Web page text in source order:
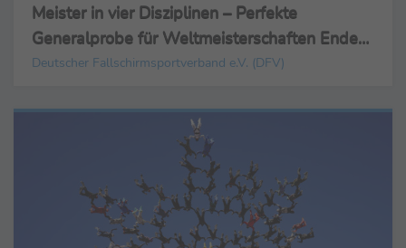
Meister in vier Disziplinen – Perfekte
Generalprobe für Weltmeisterschaften Ende
April in Charleroi
Deutscher Fallschirmsportverband e.V. (DFV)